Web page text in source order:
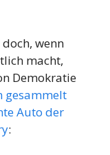
wenn
macht,
Demokratie
gesammelt
Auto der
: